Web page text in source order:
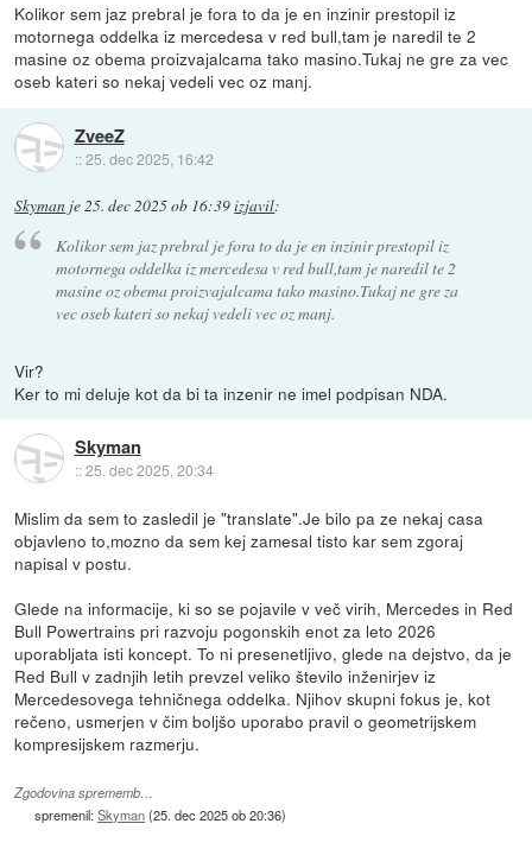
Kolikor sem jaz prebral je fora to da je en inzinir prestopil iz
motornega oddelka iz mercedesa v red bull,tam je naredil te 2
masine oz obema proizvajalcama tako masino.Tukaj ne gre za vec
oseb kateri so nekaj vedeli vec oz manj.
ZveeZ
::25. dec 2025, 16:42
Skyman je25. dec 2025 ob 16:39izjavil:
Kolikor sem jaz prebral je fora to da je en inzinir prestopil iz
motornega oddelka iz mercedesa v red bull,tam je naredil te 2
masine oz obema proizvajalcama tako masino.Tukaj ne gre za
vec oseb kateri so nekaj vedeli vec oz manj.
Vir?
Ker to mi deluje kot da bi ta inzenir ne imel podpisan NDA.
Skyman
::25. dec 2025, 20:34
Mislim da sem to zasledil je "translate".Je bilo pa ze nekaj casa
objavleno to,mozno da sem kej zamesal tisto kar sem zgoraj
napisal v postu.
Glede na informacije, ki so se pojavile v več virih, Mercedes in Red
Bull Powertrains pri razvoju pogonskih enot za leto 2026
uporabljata isti koncept. To ni presenetljivo, glede na dejstvo, da je
Red Bull v zadnjih letih prevzel veliko število inženirjev iz
Mercedesovega tehničnega oddelka. Njihov skupni fokus je, kot
rečeno, usmerjen v čim boljšo uporabo pravil o geometrijskem
kompresijskem razmerju.
Zgodovina sprememb…
spremenil:Skyman(25. dec 2025 ob 20:36)